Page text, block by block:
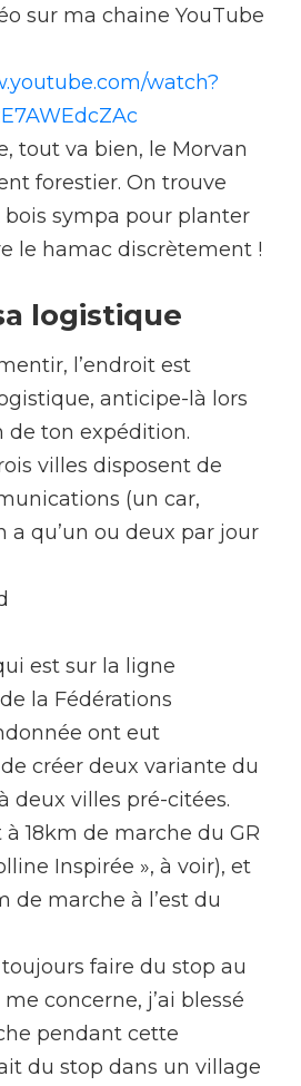
sur ma chaine YouTube
watch?
tout va bien, le Morvan
forestier. On trouve
sympa pour planter
le hamac discrètement !
logistique
l’endroit est
anticipe-là lors
de ton expédition.
villes disposent de
(un car,
a qu’un ou deux par jour
est sur la ligne
la Fédérations
ont eut
créer deux variante du
deux villes pré-citées.
18km de marche du GR
Inspirée », à voir), et
de marche à l’est du
faire du stop au
concerne, j’ai blessé
pendant cette
du stop dans un village